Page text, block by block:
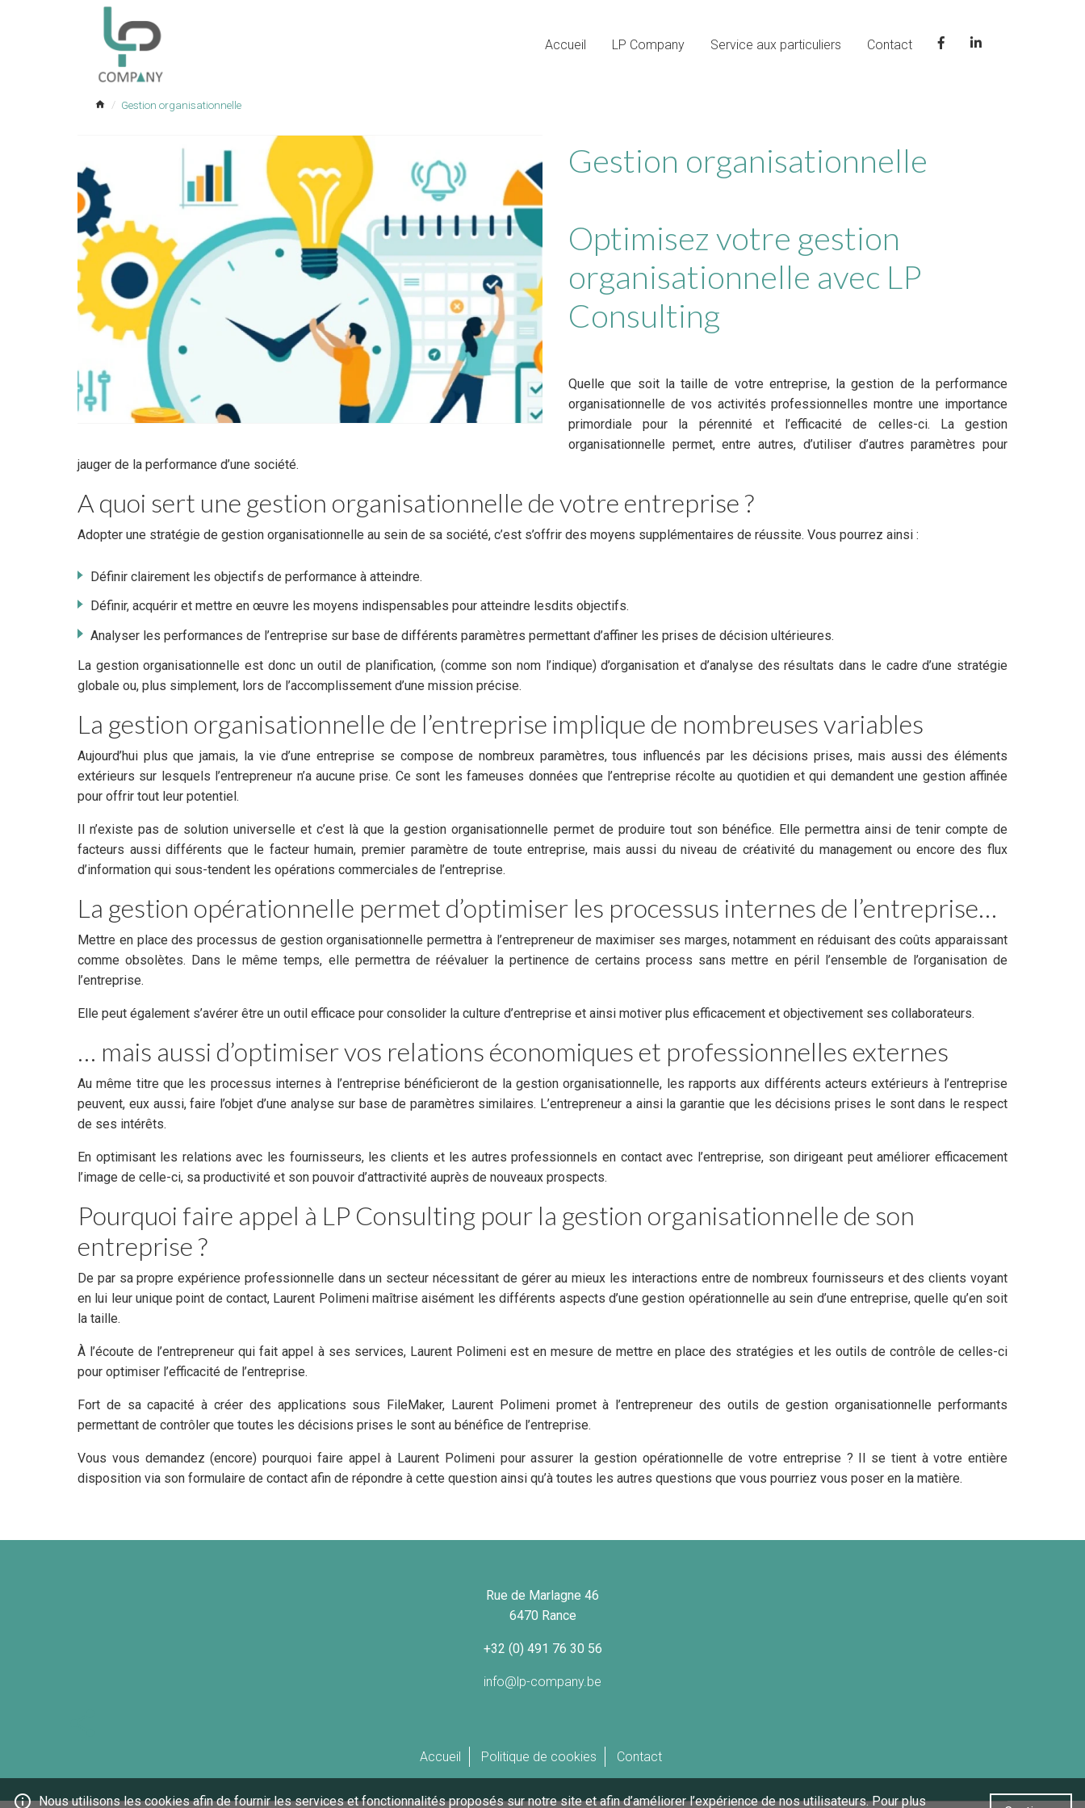
Nous utilisons les cookies afin de fournir les services et fonctionnalités proposés sur notre site et afin d’améliorer l’expérience de nos utilisateurs. Pour plus
Passer
Accueil LP Company Service aux particuliers Contact
Suivez-Suivez-
Gestion organisationnelle
Gestion organisationnelle
Optimisez votre gestion
organisationnelle avec LP
Consulting
Quelle que soit la taille de votre entreprise, la gestion de la performance
organisationnelle de vos activités professionnelles montre une importance
primordiale pour la pérennité et l’efficacité de celles-ci. La gestion
organisationnelle permet, entre autres, d’utiliser d’autres paramètres pour
jauger de la performance d’une société.
A quoi sert une gestion organisationnelle de votre entreprise ?
Adopter une stratégie de gestion organisationnelle au sein de sa société, c’est s’offrir des moyens supplémentaires de réussite. Vous pourrez ainsi :
Définir clairement les objectifs de performance à atteindre.
Définir, acquérir et mettre en œuvre les moyens indispensables pour atteindre lesdits objectifs.
Analyser les performances de l’entreprise sur base de différents paramètres permettant d’affiner les prises de décision ultérieures.
La gestion organisationnelle est donc un outil de planification, (comme son nom l’indique) d’organisation et d’analyse des résultats dans le cadre d’une stratégie
globale ou, plus simplement, lors de l’accomplissement d’une mission précise.
La gestion organisationnelle de l’entreprise implique de nombreuses variables
Aujourd’hui plus que jamais, la vie d’une entreprise se compose de nombreux paramètres, tous influencés par les décisions prises, mais aussi des éléments
extérieurs sur lesquels l’entrepreneur n’a aucune prise. Ce sont les fameuses données que l’entreprise récolte au quotidien et qui demandent une gestion affinée
pour offrir tout leur potentiel.
Il n’existe pas de solution universelle et c’est là que la gestion organisationnelle permet de produire tout son bénéfice. Elle permettra ainsi de tenir compte de
facteurs aussi différents que le facteur humain, premier paramètre de toute entreprise, mais aussi du niveau de créativité du management ou encore des flux
d’information qui sous-tendent les opérations commerciales de l’entreprise.
La gestion opérationnelle permet d’optimiser les processus internes de l’entreprise…
Mettre en place des processus de gestion organisationnelle permettra à l’entrepreneur de maximiser ses marges, notamment en réduisant des coûts apparaissant
comme obsolètes. Dans le même temps, elle permettra de réévaluer la pertinence de certains process sans mettre en péril l’ensemble de l’organisation de
l’entreprise.
Elle peut également s’avérer être un outil efficace pour consolider la culture d’entreprise et ainsi motiver plus efficacement et objectivement ses collaborateurs.
… mais aussi d’optimiser vos relations économiques et professionnelles externes
Au même titre que les processus internes à l’entreprise bénéficieront de la gestion organisationnelle, les rapports aux différents acteurs extérieurs à l’entreprise
peuvent, eux aussi, faire l’objet d’une analyse sur base de paramètres similaires. L’entrepreneur a ainsi la garantie que les décisions prises le sont dans le respect
de ses intérêts.
En optimisant les relations avec les fournisseurs, les clients et les autres professionnels en contact avec l’entreprise, son dirigeant peut améliorer efficacement
l’image de celle-ci, sa productivité et son pouvoir d’attractivité auprès de nouveaux prospects.
Pourquoi faire appel à LP Consulting pour la gestion organisationnelle de son
entreprise ?
De par sa propre expérience professionnelle dans un secteur nécessitant de gérer au mieux les interactions entre de nombreux fournisseurs et des clients voyant
en lui leur unique point de contact, Laurent Polimeni maîtrise aisément les différents aspects d’une gestion opérationnelle au sein d’une entreprise, quelle qu’en soit
la taille.
À l’écoute de l’entrepreneur qui fait appel à ses services, Laurent Polimeni est en mesure de mettre en place des stratégies et les outils de contrôle de celles-ci
pour optimiser l’efficacité de l’entreprise.
Fort de sa capacité à créer des applications sous FileMaker, Laurent Polimeni promet à l’entrepreneur des outils de gestion organisationnelle performants
permettant de contrôler que toutes les décisions prises le sont au bénéfice de l’entreprise.
Vous vous demandez (encore) pourquoi faire appel à Laurent Polimeni pour assurer la gestion opérationnelle de votre entreprise ? Il se tient à votre entière
disposition via son formulaire de contact afin de répondre à cette question ainsi qu’à toutes les autres questions que vous pourriez vous poser en la matière.
Rue de Marlagne 46
6470 Rance
+32 (0) 491 76 30 56
info@lp-company.be
Accueil Politique de cookies Contact